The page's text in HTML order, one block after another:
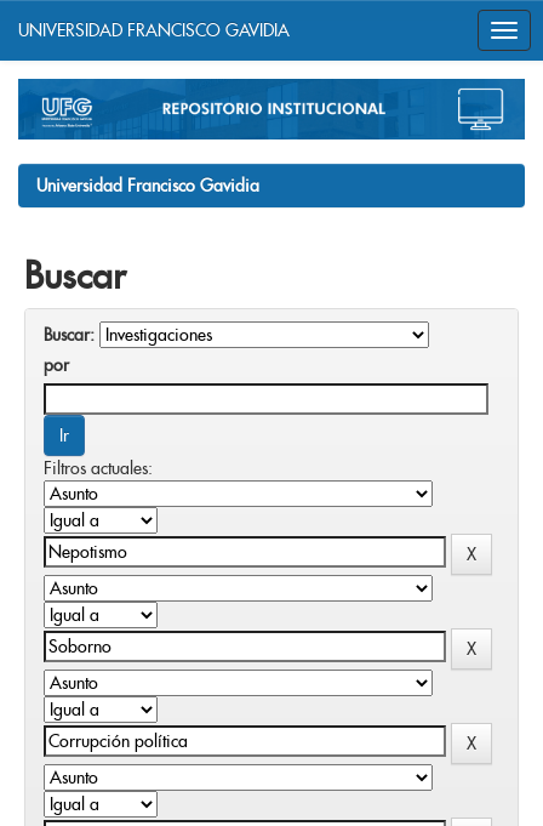
navigation
UNIVERSIDAD FRANCISCO GAVIDIA
Universidad Francisco Gavidia
Buscar
Buscar:
por
Filtros actuales: